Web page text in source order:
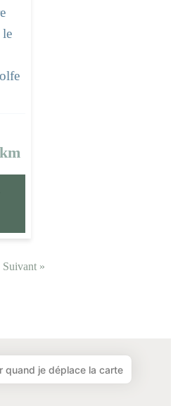
le
Suivant »
quand je déplace la carte